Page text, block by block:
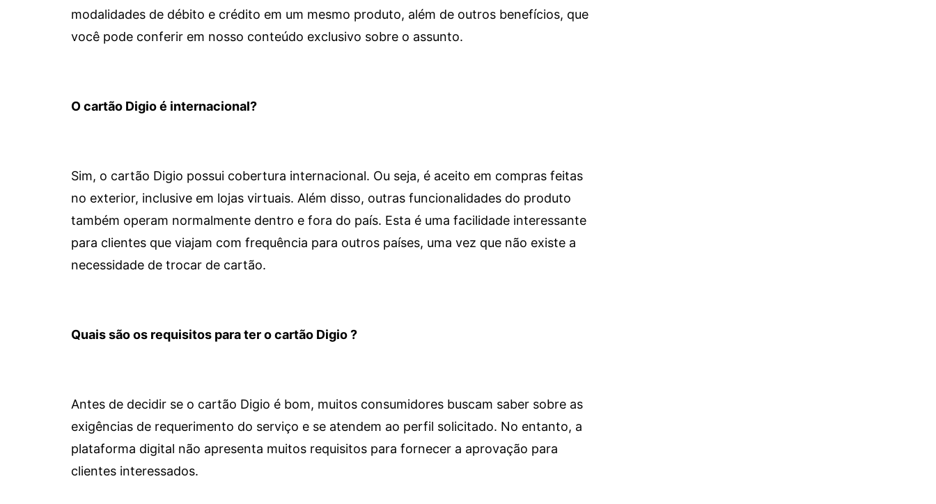
modalidades de débito e crédito em um mesmo produto, além de outros benefícios, que
você pode conferir em nosso conteúdo exclusivo sobre o assunto.
O cartão Digio é internacional?
Sim, o cartão Digio possui cobertura internacional. Ou seja, é aceito em compras feitas
no exterior, inclusive em lojas virtuais. Além disso, outras funcionalidades do produto
também operam normalmente dentro e fora do país. Esta é uma facilidade interessante
para clientes que viajam com frequência para outros países, uma vez que não existe a
necessidade de trocar de cartão.
Quais são os requisitos para ter o cartão Digio ?
Antes de decidir se o cartão Digio é bom, muitos consumidores buscam saber sobre as
exigências de requerimento do serviço e se atendem ao perfil solicitado. No entanto, a
plataforma digital não apresenta muitos requisitos para fornecer a aprovação para
clientes interessados.